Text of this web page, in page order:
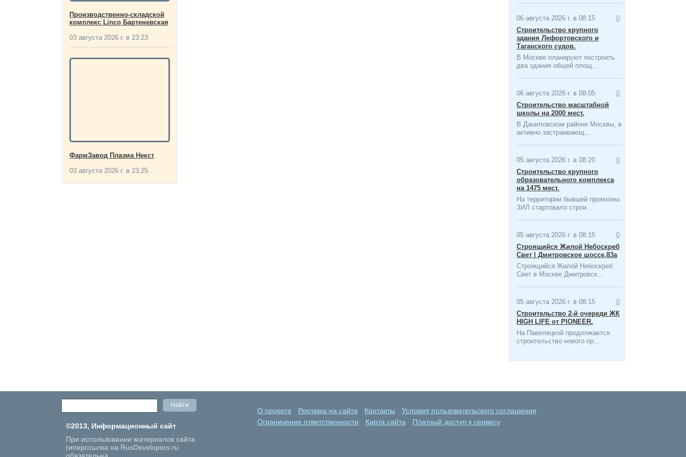
Производственно-складской
комплекс Linco Бартеневская
03 августа 2026 г. в 23:23
ФармЗавод Плазма Некст
03 августа 2026 г. в 23:25
06 августа 2026 г. в 08:15
0
Строительство крупного
здания Лефортовского и
Таганского судов.
В Москве планируют построить
два здания общей площ...
06 августа 2026 г. в 08:05
0
Строительство масштабной
школы на 2000 мест​.
В Даниловском районе Москвы, в
активно застраивающ...
05 августа 2026 г. в 08:20
0
Строительство крупного
образовательного комплекса
на 1475 мест.
На территории бывшей промзоны
ЗИЛ стартовало строи...
05 августа 2026 г. в 08:15
0
Строящийся Жилой Небоскреб
Свет | Дмитровское шоссе,83а
Строящийся Жилой Небоскреб
Свет в Москве Дмитровск...
05 августа 2026 г. в 08:15
0
Строительство 2-й очереди ЖК
HIGH LIFE от PIONEER.
На Павелецкой продолжается
строительство нового пр...
©2013, Информационный сайт
При использовании материалов сайта
гиперссылка на RusDevelopers.ru
О проекте Реклама на сайте Контакты
Условия пользовательского соглашения
Ограничение ответственности
Карта сайта Платный доступ к сервису